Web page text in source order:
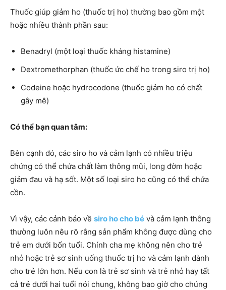
Thuốc giúp giảm ho (thuốc trị ho) thường bao gồm một
hoặc nhiều thành phần sau:
Benadryl (một loại thuốc kháng histamine)
Dextromethorphan (thuốc ức chế ho trong siro trị ho)
Codeine hoặc hydrocodone (thuốc giảm ho có chất
gây mê)
Có thể bạn quan tâm:
Bên cạnh đó, các siro ho và cảm lạnh có nhiều triệu
chứng có thể chứa chất làm thông mũi, long đờm hoặc
giảm đau và hạ sốt. Một số loại siro ho cũng có thể chứa
cồn.
Vì vậy, các cảnh báo về siro ho cho bé và cảm lạnh thông
thường luôn nêu rõ rằng sản phẩm không được dùng cho
trẻ em dưới bốn tuổi. Chính cha mẹ không nên cho trẻ
nhỏ hoặc trẻ sơ sinh uống thuốc trị ho và cảm lạnh dành
cho trẻ lớn hơn. Nếu con là trẻ sơ sinh và trẻ nhỏ hay tất
cả trẻ dưới hai tuổi nói chung, không bao giờ cho chúng